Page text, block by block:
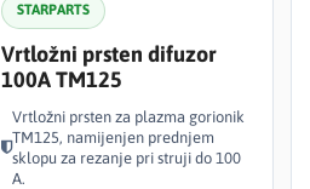
STARPARTS
Vrtložni prsten difuzor
100A TM125
Vrtložni prsten za plazma gorionik
TM125, namijenjen prednjem
sklopu za rezanje pri struji do 100
A.